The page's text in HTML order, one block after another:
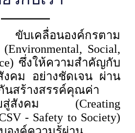
คลื่อนองค์กรตาม
Social,
ซึ่งให้ความสำคัญกับ
คม อย่างชัดเจน ผ่าน
นสร้างสรรค์คุณค่า
ยสู่สังคม (Creating
- Safety to Society)